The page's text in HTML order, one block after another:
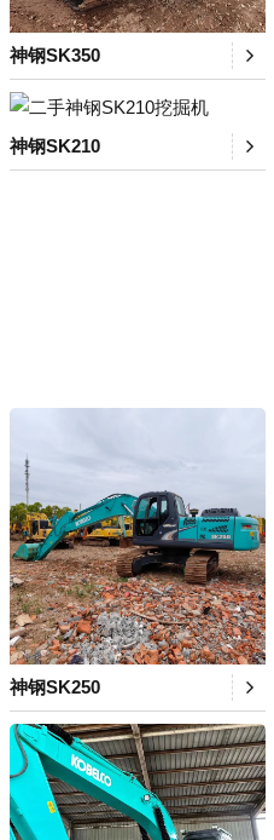
神钢SK350
神钢SK210
神钢SK250